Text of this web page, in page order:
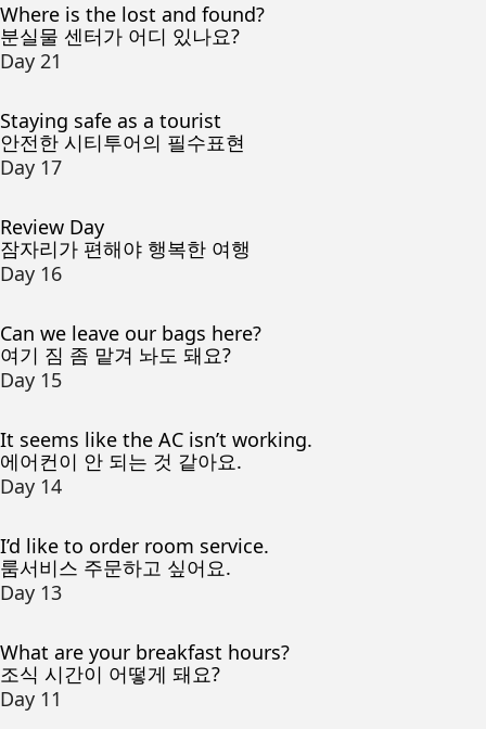
Where is the lost and found?
분실물 센터가 어디 있나요?
Day 21
Staying safe as a tourist
안전한 시티투어의 필수표현
Day 17
Review Day
잠자리가 편해야 행복한 여행
Day 16
Can we leave our bags here?
여기 짐 좀 맡겨 놔도 돼요?
Day 15
It seems like the AC isn’t working.
에어컨이 안 되는 것 같아요.
Day 14
I’d like to order room service.
룸서비스 주문하고 싶어요.
Day 13
What are your breakfast hours?
조식 시간이 어떻게 돼요?
Day 11